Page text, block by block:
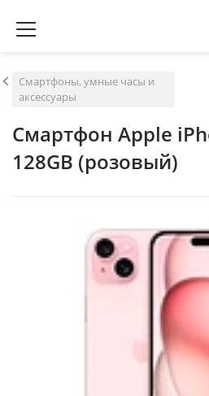
Смартфоны, умные часы и
аксессуары
Смартфон Apple
128GB (розовый)